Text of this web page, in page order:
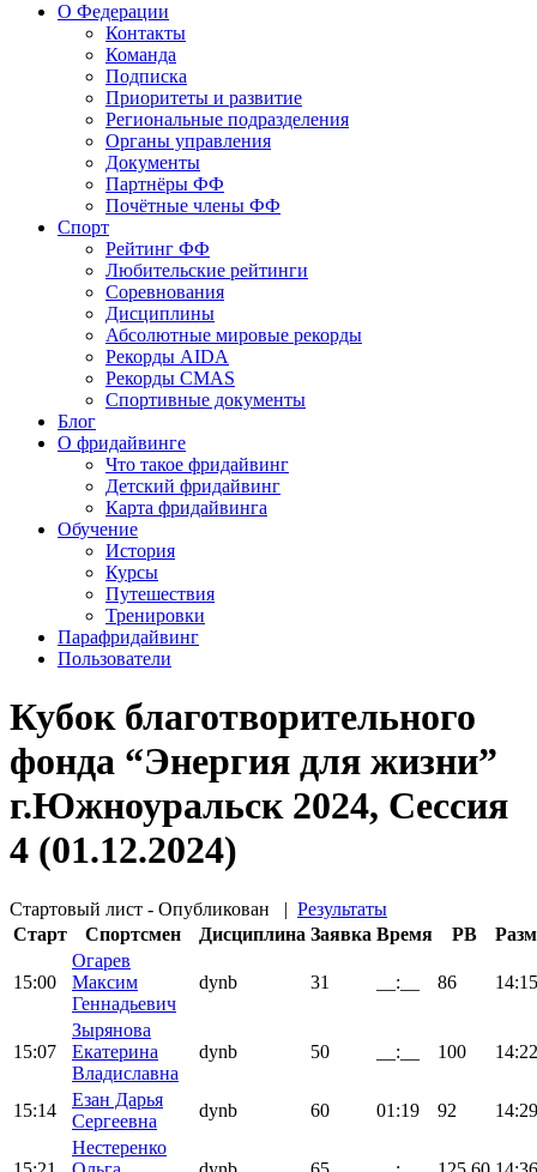
О Федерации
Контакты
Команда
Подписка
Приоритеты и развитие
Региональные подразделения
Органы управления
Документы
Партнёры ФФ
Почётные члены ФФ
Спорт
Рейтинг ФФ
Любительские рейтинги
Соревнования
Дисциплины
Абсолютные мировые рекорды
Рекорды AIDA
Рекорды CMAS
Спортивные документы
Блог
О фридайвинге
Что такое фридайвинг
Детский фридайвинг
Карта фридайвинга
Обучение
История
Курсы
Путешествия
Тренировки
Парафридайвинг
Пользователи
Кубок благотворительного
фонда “Энергия для жизни”
г.Южноуральск 2024, Сессия
4 (01.12.2024)
Стартовый лист - Опубликован | Результаты
Старт
Спортсмен Дисциплина Заявка Время PB
15:00
Огарев
Максим
Геннадьевич
dynb 31 __:__ 86 14:15
15:07
Зырянова
Екатерина
Владиславна
dynb 50 __:__ 100 14:22
15:14
Езан Дарья
Сергеевна
dynb 60 01:19 92 14:29
Нестеренко